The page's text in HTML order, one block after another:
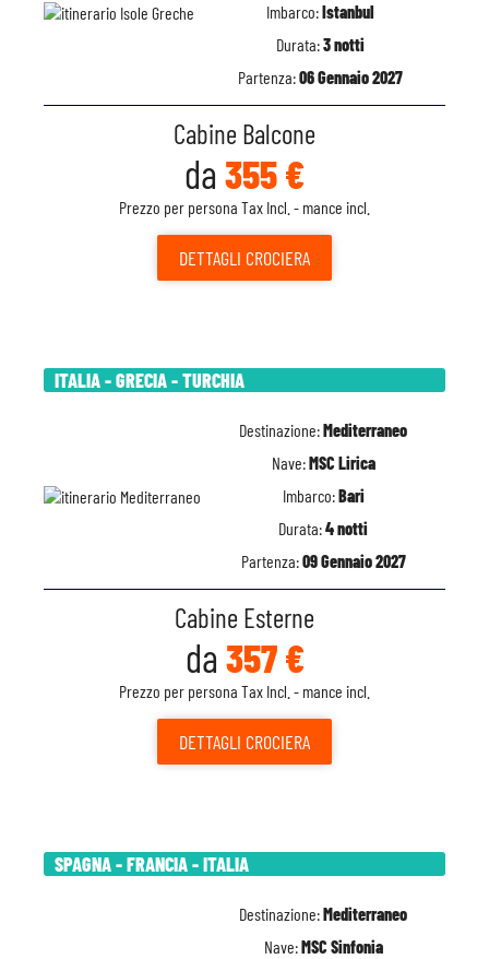
Imbarco:Istanbul
Durata:3 notti
Partenza:06 Gennaio 2027
Cabine Balcone
da 355 €
Prezzo per persona Tax Incl. - mance incl.
DETTAGLI CROCIERA
ITALIA - GRECIA - TURCHIA
Destinazione:Mediterraneo
Nave:MSC Lirica
Imbarco:Bari
Durata:4 notti
Partenza:09 Gennaio 2027
Cabine Esterne
da 357 €
Prezzo per persona Tax Incl. - mance incl.
DETTAGLI CROCIERA
SPAGNA - FRANCIA - ITALIA
Destinazione:Mediterraneo
Nave:MSC Sinfonia